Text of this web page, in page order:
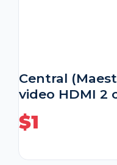
Central
video HDMI 2
$1